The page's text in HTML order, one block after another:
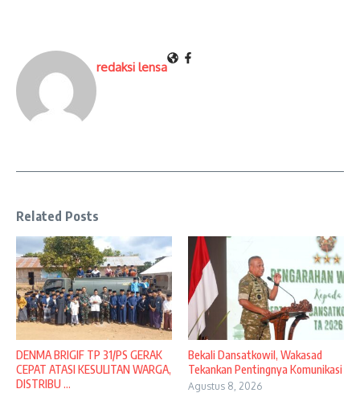
redaksi lensa
Related Posts
DENMA BRIGIF TP 31/PS GERAK
CEPAT ATASI KESULITAN WARGA,
DISTRIBU ...
Bekali Dansatkowil, Wakasad
Tekankan Pentingnya Komunikasi
Agustus 8, 2026